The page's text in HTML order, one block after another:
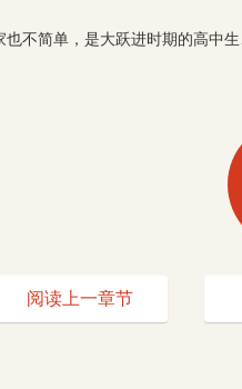
也不简单，是大跃进时期的高中
阅读上一章节